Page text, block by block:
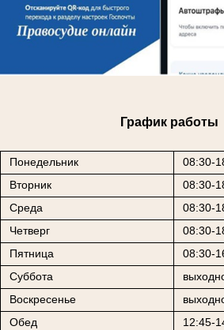
График работы
Понедельник
08:30-
Вторник
08:30-
Среда
08:30-
Четверг
08:30-
Пятница
08:30-
Суббота
Воскресенье
Обед
12:45-